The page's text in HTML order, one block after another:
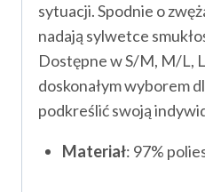
sytuacji. Spodnie o
nadają sylwetce
Dostępne w S/M, M/L,
doskonałym wyborem
podkreślić swoją
Materiał: 97%